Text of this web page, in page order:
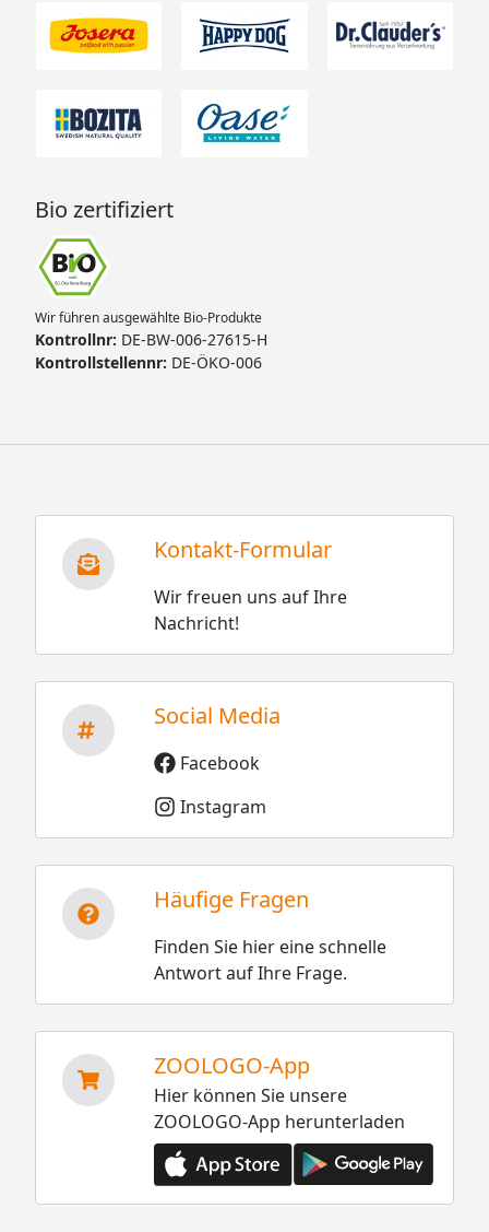
Bio zertifiziert
Wir führen ausgewählte Bio-Produkte
Kontrollnr: DE-BW-006-27615-H
Kontrollstellennr: DE-ÖKO-006
Kontakt-Formular
Wir freuen uns auf Ihre
Nachricht!
Social Media
Facebook
Instagram
Häufige Fragen
Finden Sie hier eine schnelle
Antwort auf Ihre Frage.
ZOOLOGO-App
Hier können Sie unsere
ZOOLOGO-App herunterladen